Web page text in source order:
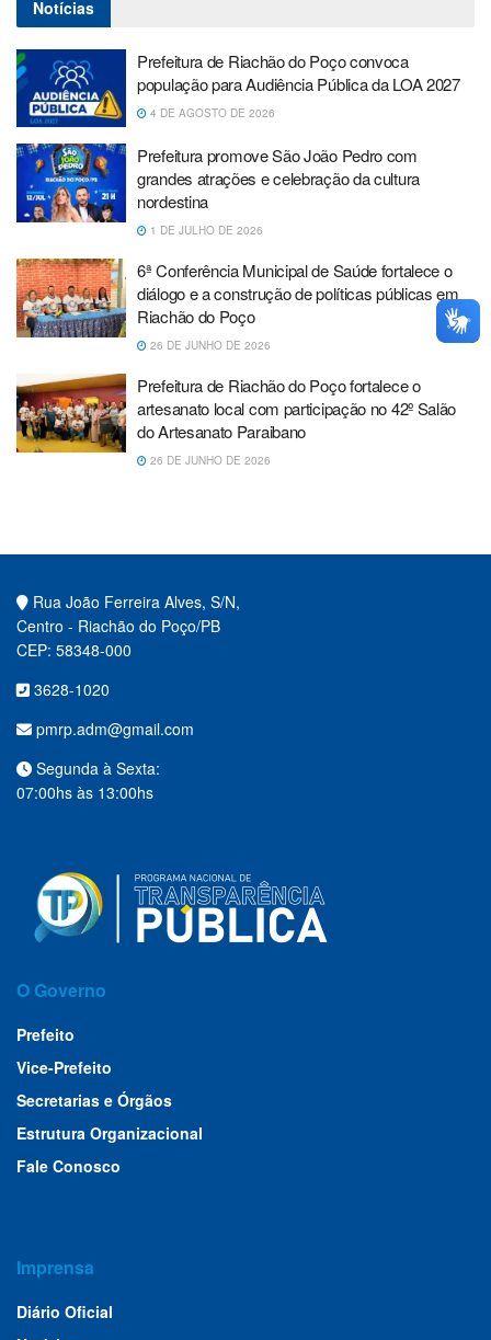
Notícias
Prefeitura de Riachão do Poço convoca
população para Audiência Pública da LOA 2027
4 DE AGOSTO DE 2026
Prefeitura promove São João Pedro com
grandes atrações e celebração da cultura
nordestina
1 DE JULHO DE 2026
6ª Conferência Municipal de Saúde fortalece o
diálogo e a construção de políticas públicas em
Riachão do Poço
26 DE JUNHO DE 2026
Prefeitura de Riachão do Poço fortalece o
artesanato local com participação no 42º Salão
do Artesanato Paraibano
26 DE JUNHO DE 2026
Rua João Ferreira Alves, S/N,
Centro - Riachão do Poço/PB
CEP: 58348-000
3628-1020
pmrp.adm@gmail.com
Segunda à Sexta:
07:00hs às 13:00hs
O Governo
Prefeito
Vice-Prefeito
Secretarias e Órgãos
Estrutura Organizacional
Fale Conosco
Imprensa
Diário Oficial